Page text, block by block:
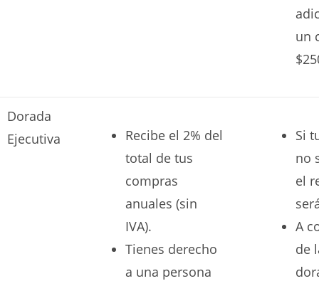
un
Dorada
Ejecutiva
Recibe el 2% del
total de tus
compras
anuales (sin
IVA).
Tienes derecho
a una persona
Si
no
el
A
de